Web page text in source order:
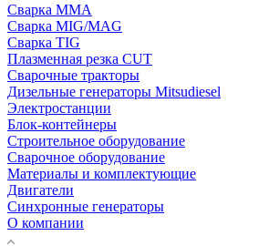
Сварка MMA
Сварка MIG/MAG
Сварка TIG
Плазменная резка CUT
Сварочные тракторы
Дизельные генераторы Mitsudiesel
Электростанции
Блок-контейнеры
Строительное оборудование
Сварочное оборудование
Материалы и комплектующие
Двигатели
Синхронные генераторы
О компании